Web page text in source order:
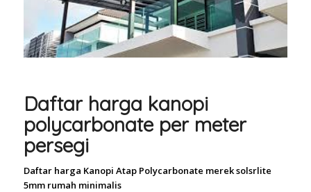
Daftar harga kanopi
polycarbonate per meter
persegi
Daftar harga Kanopi Atap Polycarbonate merek solsrlite
5mm rumah minimalis